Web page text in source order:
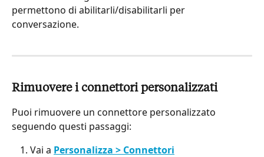
permettono di abilitarli/disabilitarli per
conversazione.
Rimuovere i connettori personalizzati
Puoi rimuovere un connettore personalizzato
seguendo questi passaggi:
Vai a Personalizza > Connettori